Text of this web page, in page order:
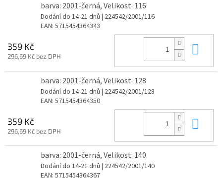
barva: 2001-černá, Velikost: 116
Dodání do 14-21 dnů | 224542/2001/116
EAN: 5715454364343
359 Kč
296,69 Kč bez DPH
barva: 2001-černá, Velikost: 128
Dodání do 14-21 dnů | 224542/2001/128
EAN: 5715454364350
359 Kč
296,69 Kč bez DPH
barva: 2001-černá, Velikost: 140
Dodání do 14-21 dnů | 224542/2001/140
EAN: 5715454364367